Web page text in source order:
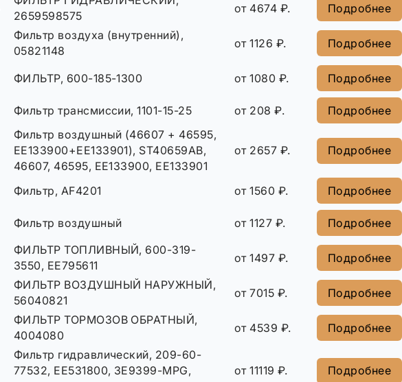
2659598575
от 4674 ₽. Подробнее
Фильтр воздуха (внутренний),
05821148
от 1126 ₽.
Подробнее
ФИЛЬТР, 600-185-1300 от 1080 ₽. Подробнее
Фильтр трансмиссии, 1101-15-25 от 208 ₽. Подробнее
Фильтр воздушный (46607 + 46595,
EE133900+EE133901), ST40659AB,
46607, 46595, EE133900, EE133901
от 2657 ₽. Подробнее
Фильтр, AF4201 от 1560 ₽.
Подробнее
Фильтр воздушный от 1127 ₽. Подробнее
ФИЛЬТР ТОПЛИВНЫЙ, 600-319-
3550, EE795611
от 1497 ₽. Подробнее
ФИЛЬТР ВОЗДУШНЫЙ НАРУЖНЫЙ,
56040821
от 7015 ₽. Подробнее
ФИЛЬТР ТОРМОЗОВ ОБРАТНЫЙ,
4004080
от 4539 ₽. Подробнее
Фильтр гидравлический, 209-60-
77532, EE531800, ЗE9399-MPG,
от 11119 ₽. Подробнее